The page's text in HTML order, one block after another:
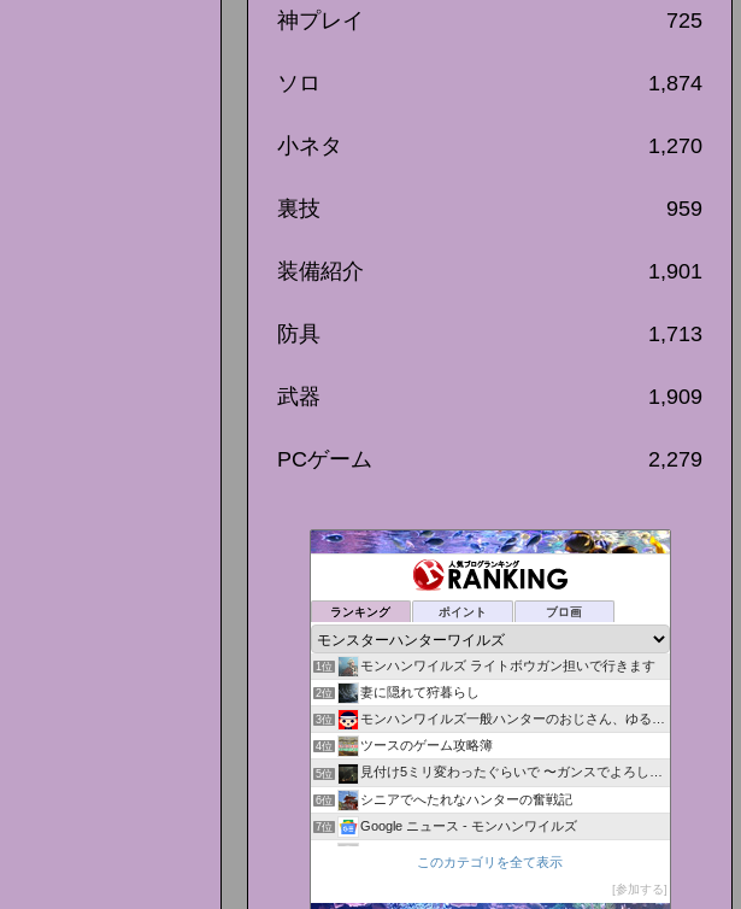
神プレイ 725
ソロ 1,874
小ネタ 1,270
裏技 959
装備紹介 1,901
防具 1,713
武器 1,909
PCゲーム 2,279
ランキング ポイント ブロ画
1位 モンハンワイルズ ライトボウガン担いで行きます
2位 妻に隠れて狩暮らし
3位 モンハンワイルズ一般ハンターのおじさん、ゆる攻略日記を書く
4位 ツースのゲーム攻略簿
5位 見付け5ミリ変わったぐらいで 〜ガンスでよろしくリーゼント〜
6位 シニアでへたれなハンターの奮戦記
7位 Google ニュース - モンハンワイルズ
このカテゴリを全て表示
参加する